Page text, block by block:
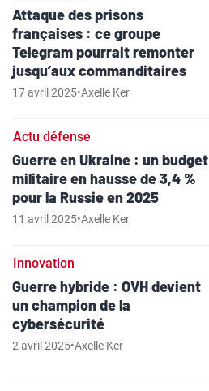
Attaque des prisons
françaises : ce groupe
Telegram pourrait remonter
jusqu’aux commanditaires
17 avril 2025•Axelle Ker
Actu défense
Guerre en Ukraine : un budget
militaire en hausse de 3,4 %
pour la Russie en 2025
11 avril 2025•Axelle Ker
Innovation
Guerre hybride : OVH devient
un champion de la
cybersécurité
2 avril 2025•Axelle Ker